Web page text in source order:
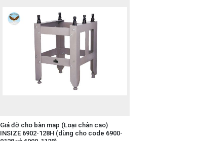
Giá đỡ cho bàn map (Loại chân cao)
INSIZE 6902-128H (dùng cho code 6900-